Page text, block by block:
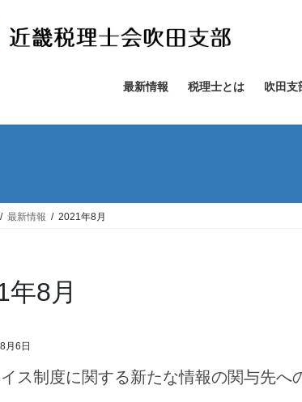
最新情報 税理士とは 吹田支
最新情報 2021年8月
年8月
月6日
ス制度に関する新たな情報の関与先へ